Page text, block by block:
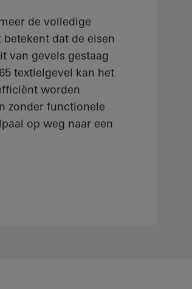
de volledige
dat de eisen
van gevels gestaag
textielgevel kan het
worden
zonder functionele
op weg naar een